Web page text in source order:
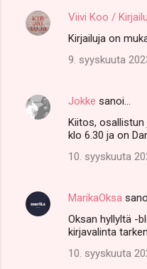
Viivi Koo /
Kirjailuja on
9. syyskuuta
Jokke sanoi…
Kiitos, osallistun
klo 6.30 ja on
10. syyskuuta
MarikaOksa
Oksan hyllyltä -
kirjavalinta
10. syyskuuta